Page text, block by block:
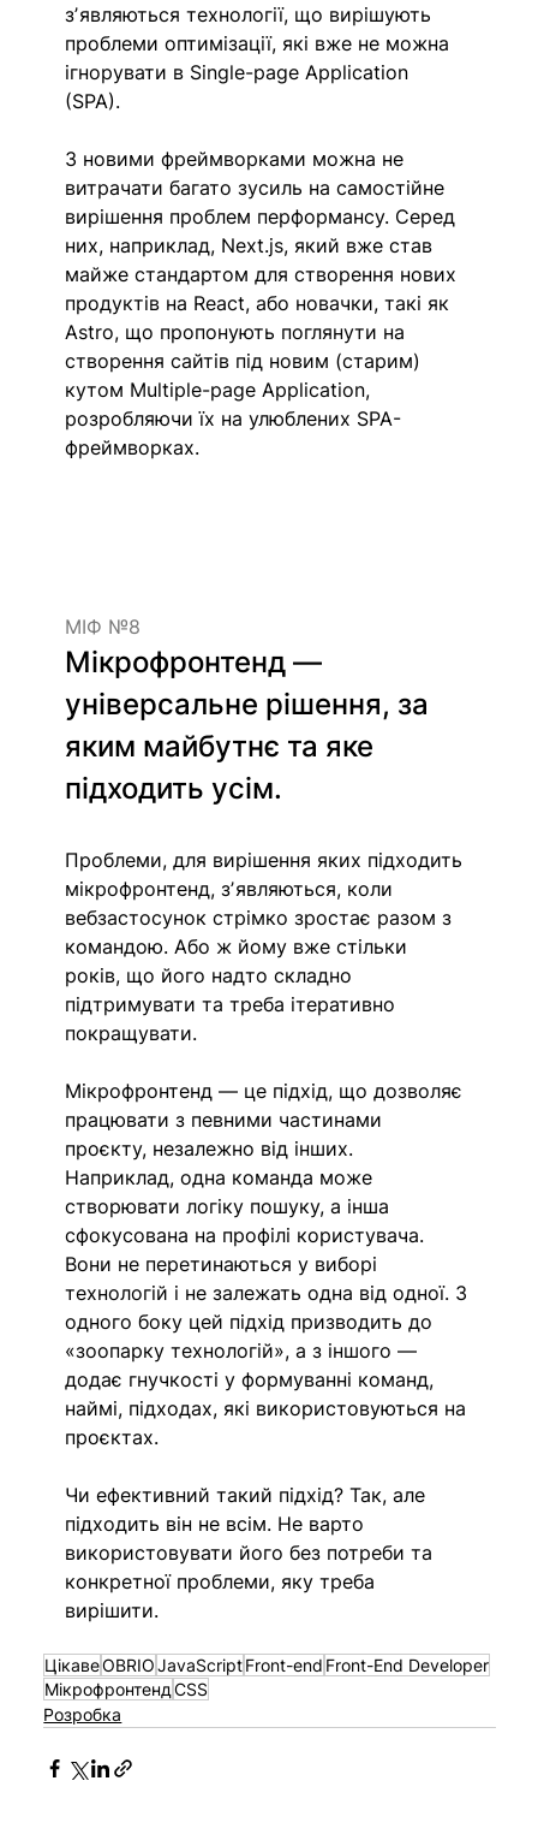
зʼявляються технології, що вирішують
проблеми оптимізації, які вже не можна
ігнорувати в Single-page Application
(SPA).
З новими фреймворками можна не
витрачати багато зусиль на самостійне
вирішення проблем перформансу. Серед
них, наприклад, Next.js, який вже став
майже стандартом для створення нових
продуктів на React, або новачки, такі як
Astro, що пропонують поглянути на
створення сайтів під новим (старим)
кутом Multiple-page Application,
розробляючи їх на улюблених SPA-
фреймворках.
МІФ №8
Мікрофронтенд —
універсальне рішення, за
яким майбутнє та яке
підходить усім.
Проблеми, для вирішення яких підходить
мікрофронтенд, зʼявляються, коли
вебзастосунок стрімко зростає разом з
командою. Або ж йому вже стільки
років, що його надто складно
підтримувати та треба ітеративно
покращувати.
Мікрофронтенд — це підхід, що дозволяє
працювати з певними частинами
проєкту, незалежно від інших.
Наприклад, одна команда може
створювати логіку пошуку, а інша
сфокусована на профілі користувача.
Вони не перетинаються у виборі
технологій і не залежать одна від одної. З
одного боку цей підхід призводить до
«зоопарку технологій», а з іншого —
додає гнучкості у формуванні команд,
наймі, підходах, які використовуються на
проєктах.
Чи ефективний такий підхід? Так, але
підходить він не всім. Не варто
використовувати його без потреби та
конкретної проблеми, яку треба
вирішити.
ЦікавеOBRIOJavaScriptFront-end Front-End Developer
МікрофронтендCSS
Розробка